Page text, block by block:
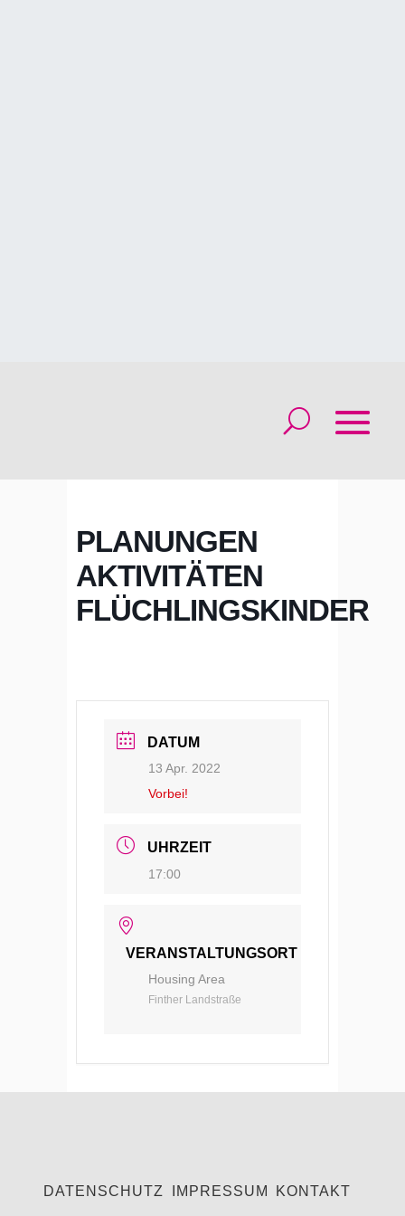
PLANUNGEN
AKTIVITÄTEN
FLÜCHLINGSKINDER
DATUM
13 Apr. 2022
Vorbei!
UHRZEIT
17:00
VERANSTALTUNGSORT
Housing Area
Finther Landstraße
DATENSCHUTZ IMPRESSUM KONTAKT